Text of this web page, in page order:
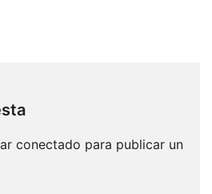
conectado para publicar un